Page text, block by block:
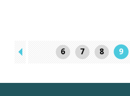
6 7 8 9